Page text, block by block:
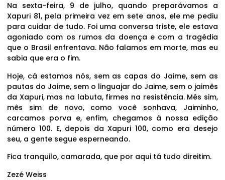
Na sexta-feira, 9 de julho, quando preparávamos a
Xapuri 81, pela primeira vez em sete anos, ele me pediu
para cuidar de tudo. Foi uma conversa triste, ele estava
agoniado com os rumos da doença e com a tragédia
que o Brasil enfrentava. Não falamos em morte, mas eu
sabia que era o fim.
Hoje, cá estamos nós, sem as capas do Jaime, sem as
pautas do Jaime, sem o linguajar do Jaime, sem o jaimês
da Xapuri, mas na labuta, firmes na resistência. Mês sim,
mês sim de novo, como você sonhava, Jaiminho,
carcamos porva e, enfim, chegamos à nossa edição
número 100. E, depois da Xapuri 100, como era desejo
seu, a gente segue esperneando.
Fica tranquilo, camarada, que por aqui tá tudo direitim.
Zezé Weiss